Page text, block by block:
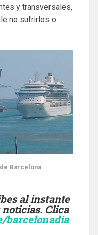
y transversales,
no sufrirlos o
Barcelona
al instante
Clica
barcelonadia